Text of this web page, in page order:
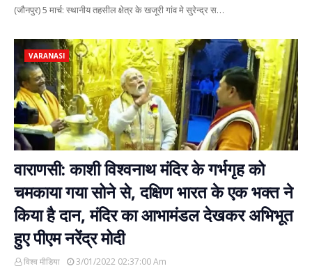
(जौनपुर) 5 मार्च: स्थानीय तहसील क्षेत्र के खजूरी गांव मे सुरेन्द्र स…
VARANASI
वाराणसी: काशी विश्वनाथ मंदिर के गर्भगृह को
चमकाया गया सोने से, दक्षिण भारत के एक भक्त ने
किया है दान, मंदिर का आभामंडल देखकर अभिभूत
हुए पीएम नरेंद्र मोदी
विश्व मीडिया 3/01/2022 02:37:00 Am